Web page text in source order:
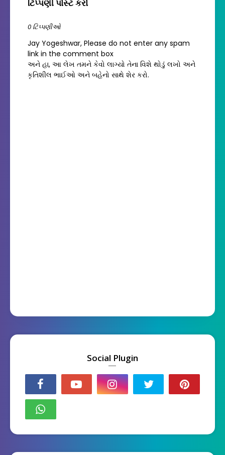
ટિપ્પણી પોસ્ટ કરો
0 ટિપ્પણીઓ
Jay Yogeshwar, Please do not enter any spam
link in the comment box
અને હા, આ લેખ તમને કેવો લાગ્યો તેના વિશે થોડું લખો અને
કૃતિશીલ ભાઈઓ અને બહેનો સાથે શેર કરો.
Social Plugin